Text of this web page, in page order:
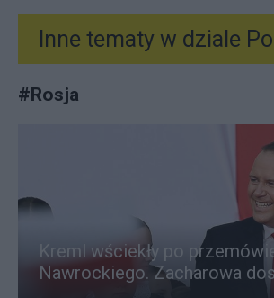
Inne tematy w dziale
#Rosja
Kreml wściekły po
Nawrockiego. Zacharowa